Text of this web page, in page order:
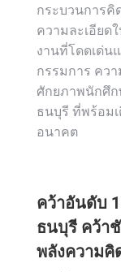
กระบวนการคิ
ความละเอียด
งานที่โดดเด่น
กรรมการ คว
ศักยภาพนักศึ
ธนบุรี ที่พร้อม
อนาคต
คว้าอันดับ
ธนบุรี คว้า
พลังความคิ